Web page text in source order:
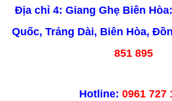
Địa chỉ 4: Giang Ghẹ Biên
Quốc, Trảng Dài, Biên Hòa,
851 895
Hotline: 0961 727